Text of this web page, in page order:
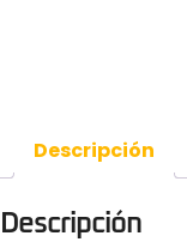
Descripción
Descripción